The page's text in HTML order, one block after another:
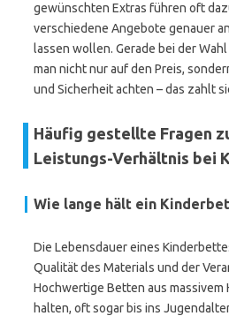
gewünschten Extras führen oft
verschiedene Angebote genauer
lassen wollen. Gerade bei der
man nicht nur auf den Preis,
und Sicherheit achten – das zahlt
Häufig gestellte Fragen
Leistungs-Verhältnis bei
Wie lange hält ein
Die Lebensdauer eines
Qualität des Materials und der
Hochwertige Betten aus massivem
halten, oft sogar bis ins